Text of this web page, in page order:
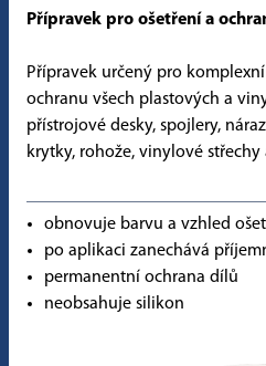
Přípravek pro ošetření a
Přípravek určený pro
ochranu všech plastových a
přístrojové desky, spojlery,
krytky, rohože, vinylové střechy
obnovuje barvu a vzhled
po aplikaci zanechává
permanentní ochrana dílů
neobsahuje silikon